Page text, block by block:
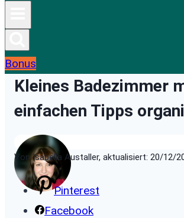
Bonus
Kleines Badezimmer
einfachen Tipps
Von Isabella Austaller, aktualisiert: 20/12/
Pinterest
Facebook